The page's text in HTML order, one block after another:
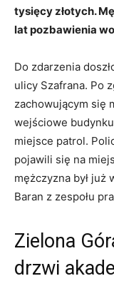
tysięcy złotych.
lat pozbawienia
Do zdarzenia
ulicy Szafrana. Po
zachowującym się
wejściowe
miejsce patrol.
pojawili się na
mężczyzna był już
Baran z zespołu
Zielona
drzwi